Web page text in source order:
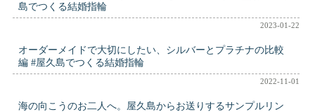
島でつくる結婚指輪
2023-01-22
オーダーメイドで大切にしたい、シルバーとプラチナの比較
編 #屋久島でつくる結婚指輪
2022-11-01
海の向こうのお二人へ。屋久島からお送りするサンプルリン